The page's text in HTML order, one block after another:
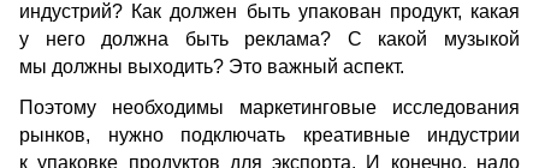
индустрий? Как должен быть упакован продукт, какая
у него должна быть реклама? С какой музыкой
мы должны выходить? Это важный аспект.
Поэтому необходимы маркетинговые исследования
рынков, нужно подключать креативные индустрии
к упаковке продуктов для экспорта. И конечно, надо